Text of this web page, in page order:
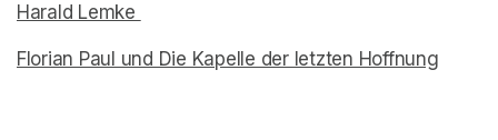
Harald Lemke
Florian Paul und Die Kapelle der letzten Hoffnung